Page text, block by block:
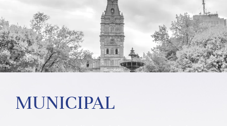
ÉQUIPE
CABINET
MUNICIPAL